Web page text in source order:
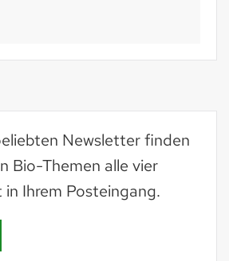
Newsletter finden
Bio-Themen alle vier
in Ihrem Posteingang.